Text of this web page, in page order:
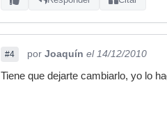
#4 por Joaquín el 14/12/2010
Tiene que dejarte cambiarlo, yo lo